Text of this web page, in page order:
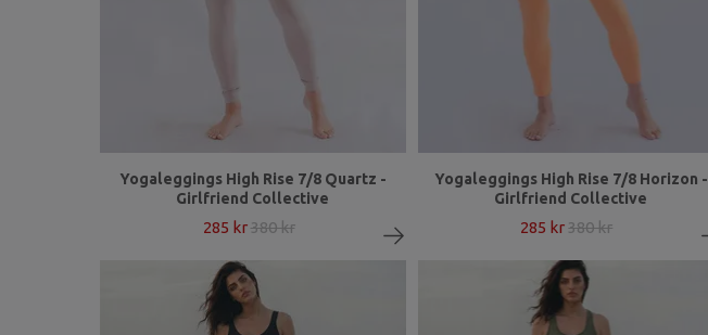
Yogaleggings High Rise 7/8 Quartz -
Girlfriend Collective
285 kr 380 kr
Yogaleggings High Rise 7/8 Horizon -
Girlfriend Collective
285 kr 380 kr